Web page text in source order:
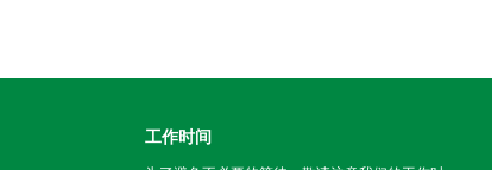
工作时间